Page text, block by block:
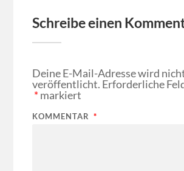
Schreibe einen
Deine E-Mail-Adresse wird
veröffentlicht. Erforderliche
*markiert
KOMMENTAR *